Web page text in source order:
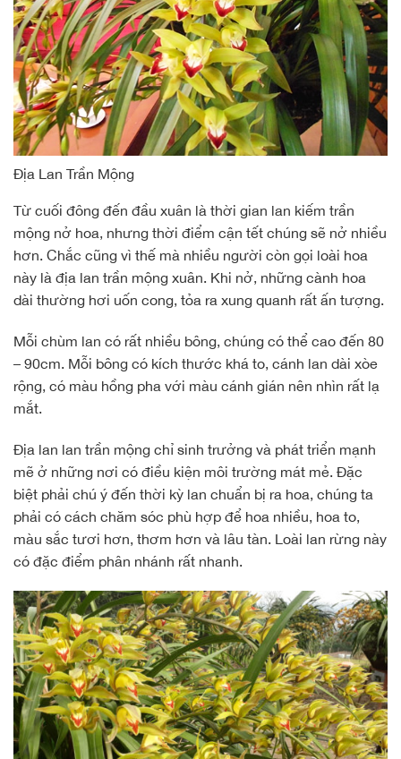
Địa Lan Trần Mộng
Từ cuối đông đến đầu xuân là thời gian lan kiếm trần
mộng nở hoa, nhưng thời điểm cận tết chúng sẽ nở nhiều
hơn. Chắc cũng vì thế mà nhiều người còn gọi loài hoa
này là địa lan trần mộng xuân. Khi nở, những cành hoa
dài thường hơi uốn cong, tỏa ra xung quanh rất ấn tượng.
Mỗi chùm lan có rất nhiều bông, chúng có thể cao đến 80
– 90cm. Mỗi bông có kích thước khá to, cánh lan dài xòe
rộng, có màu hồng pha với màu cánh gián nên nhìn rất lạ
mắt.
Địa lan lan trần mộng chỉ sinh trưởng và phát triển mạnh
mẽ ở những nơi có điều kiện môi trường mát mẻ. Đặc
biệt phải chú ý đến thời kỳ lan chuẩn bị ra hoa, chúng ta
phải có cách chăm sóc phù hợp để hoa nhiều, hoa to,
màu sắc tươi hơn, thơm hơn và lâu tàn. Loài lan rừng này
có đặc điểm phân nhánh rất nhanh.